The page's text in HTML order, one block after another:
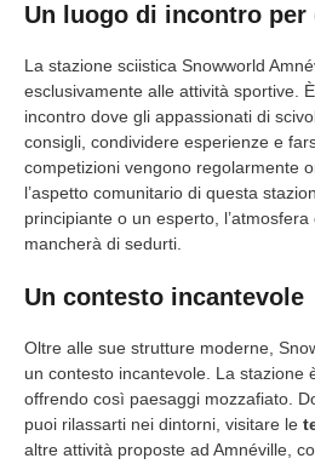
Un luogo di incontro
La stazione sciistica Snowworld
esclusivamente alle attività sportive.
incontro dove gli appassionati di
consigli, condividere esperienze e
competizioni vengono regolarmente
l’aspetto comunitario di questa
principiante o un esperto,
mancherà di sedurti.
Un contesto incantevole
Oltre alle sue strutture moderne,
un contesto incantevole. La stazione
offrendo così paesaggi mozzafiato.
puoi rilassarti nei dintorni, visitare le
altre attività proposte ad Amnéville,